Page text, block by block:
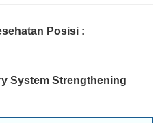
Posisi :
System Strengthening